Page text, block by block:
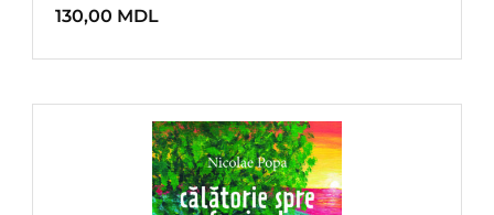
130,00 MDL